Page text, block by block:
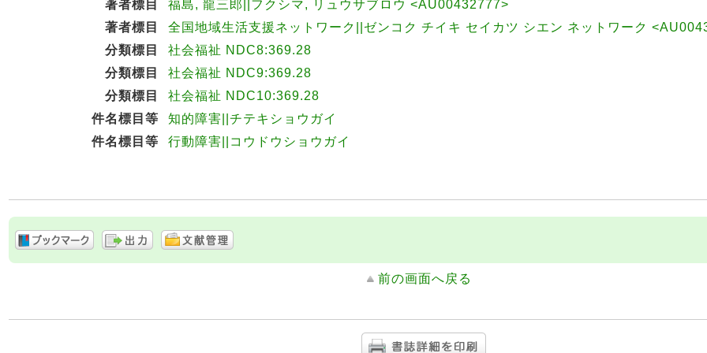
著者標目
福島, 龍三郎||フクシマ, リュウサブロウ <AU00432777>
著者標目
全国地域生活支援ネットワーク||ゼンコク チイキ セイカツ シエン ネットワーク
分類標目
社会福祉 NDC8:369.28
分類標目
社会福祉 NDC9:369.28
分類標目
社会福祉 NDC10:369.28
件名標目等
知的障害||チテキショウガイ
件名標目等
行動障害||コウドウショウガイ
前の画面へ戻る